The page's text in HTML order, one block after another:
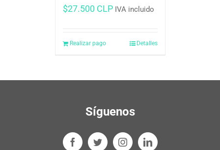
$27.500 CLP IVA incluido
Realizar pago Detalles
Síguenos